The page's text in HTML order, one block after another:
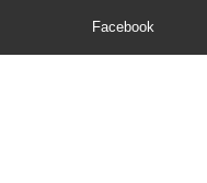
Facebook